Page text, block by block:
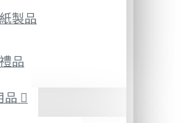
紙製品
禮品
品